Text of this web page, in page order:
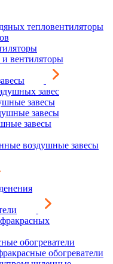
тепловентиляторы
вентиляторы
завес
завесы
завесы
завесы
воздушные завесы
обогреватели
обогреватели